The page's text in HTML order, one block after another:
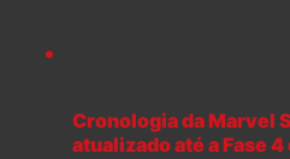
Cronologia da Marvel
atualizado até a Fase 4